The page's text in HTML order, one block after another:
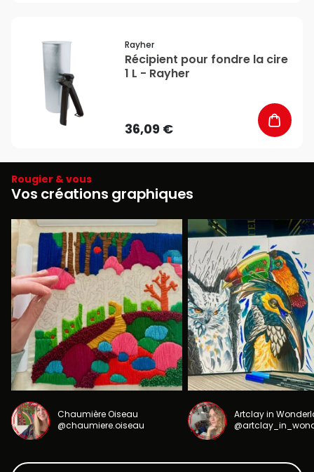
Rayher
Récipient pour fondre la cire
1 L - Rayher
36,09 €
Rougier & vous
Vos créations graphiques
Chaumière Oiseau
@chaumiere.oiseau
Artclay in